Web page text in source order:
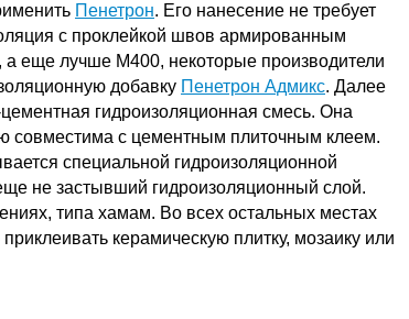
Пенетрон. Его нанесение не требует
с проклейкой швов армированным
а еще лучше М400, некоторые производители
добавку Пенетрон Адмикс. Далее
гидроизоляционная смесь. Она
совместима с цементным плиточным клеем.
специальной гидроизоляционной
не застывший гидроизоляционный слой.
типа хамам. Во всех остальных местах
керамическую плитку, мозаику или